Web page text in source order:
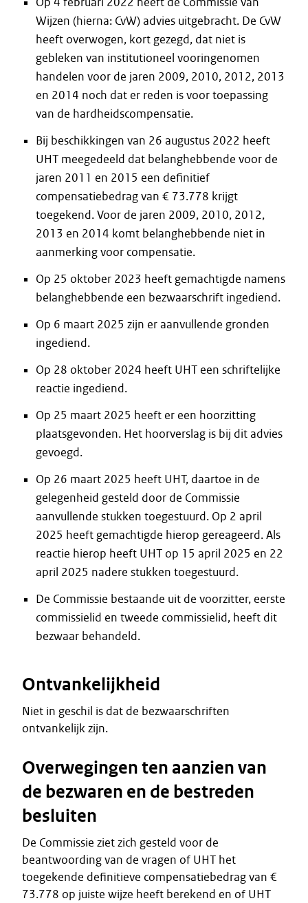
Wijzen (hierna: CvW) advies uitgebracht. De CvW
heeft overwogen, kort gezegd, dat niet is
gebleken van institutioneel vooringenomen
handelen voor de jaren 2009, 2010, 2012, 2013
en 2014 noch dat er reden is voor toepassing
van de hardheidscompensatie.
Bij beschikkingen van 26 augustus 2022 heeft
UHT meegedeeld dat belanghebbende voor de
jaren 2011 en 2015 een definitief
compensatiebedrag van € 73.778 krijgt
toegekend. Voor de jaren 2009, 2010, 2012,
2013 en 2014 komt belanghebbende niet in
aanmerking voor compensatie.
Op 25 oktober 2023 heeft gemachtigde namens
belanghebbende een bezwaarschrift ingediend.
Op 6 maart 2025 zijn er aanvullende gronden
ingediend.
Op 28 oktober 2024 heeft UHT een schriftelijke
reactie ingediend.
Op 25 maart 2025 heeft er een hoorzitting
plaatsgevonden. Het hoorverslag is bij dit advies
gevoegd.
Op 26 maart 2025 heeft UHT, daartoe in de
gelegenheid gesteld door de Commissie
aanvullende stukken toegestuurd. Op 2 april
2025 heeft gemachtigde hierop gereageerd. Als
reactie hierop heeft UHT op 15 april 2025 en 22
april 2025 nadere stukken toegestuurd.
De Commissie bestaande uit de voorzitter, eerste
commissielid en tweede commissielid, heeft dit
bezwaar behandeld.
Ontvankelijkheid
Niet in geschil is dat de bezwaarschriften
ontvankelijk zijn.
Overwegingen ten aanzien van
de bezwaren en de bestreden
besluiten
De Commissie ziet zich gesteld voor de
beantwoording van de vragen of UHT het
toegekende definitieve compensatiebedrag van €
73.778 op juiste wijze heeft berekend en of UHT